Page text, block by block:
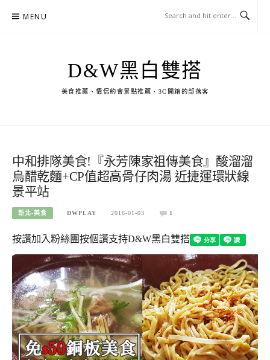
MENU
D&W黑白雙搭
美食推薦、情侶約會景點推薦、3C開箱的部落客
中和排隊美食!『永芳陳家祖傳美食』酸溜溜
烏醋乾麵+CP值超高骨仔肉湯 近捷運環狀線
景平站
新北-美食 DWPLAY 2016-01-03 1
按讚加入粉絲團按個讚支持D&W黑白雙搭